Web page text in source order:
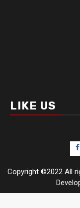
LIKE US
Copyright ©2022 All